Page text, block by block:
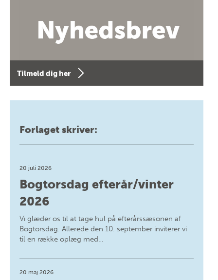
Tilmeld dig her
Forlaget skriver:
20 juli 2026
Bogtorsdag efterår/vinter
2026
Vi glæder os til at tage hul på efterårssæsonen af
Bogtorsdag. Allerede den 10. september inviterer vi
til en række oplæg med…
20 maj 2026